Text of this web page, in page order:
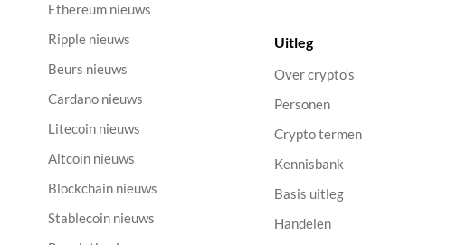
Ethereum nieuws
Ripple nieuws
Beurs nieuws
Cardano nieuws
Litecoin nieuws
Altcoin nieuws
Blockchain nieuws
Stablecoin nieuws
Uitleg
Over crypto’s
Personen
Crypto termen
Kennisbank
Basis uitleg
Handelen